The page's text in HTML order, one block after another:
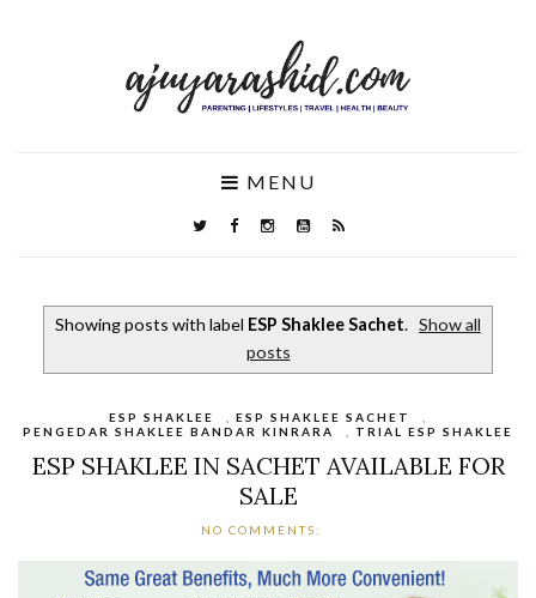
MENU
Showing posts with label ESP Shaklee Sachet. Show all
posts
ESP SHAKLEE ESP SHAKLEE SACHET
PENGEDAR SHAKLEE BANDAR KINRARA
TRIAL ESP SHAKLEE
ESP SHAKLEE IN SACHET AVAILABLE FOR
SALE
NO COMMENTS: